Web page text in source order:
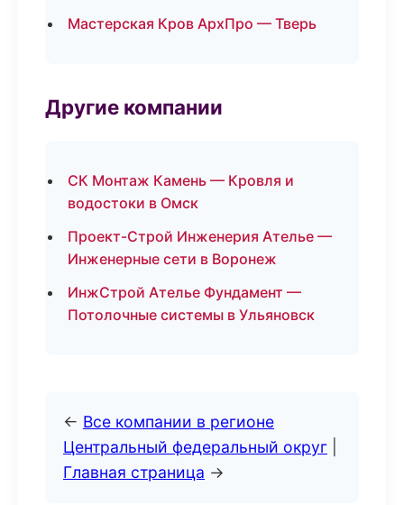
Мастерская Кров АрхПро — Тверь
Другие компании
СК Монтаж Камень — Кровля и
водостоки в Омск
Проект-Строй Инженерия Ателье —
Инженерные сети в Воронеж
ИнжСтрой Ателье Фундамент —
Потолочные системы в Ульяновск
← Все компании в регионе
Центральный федеральный округ
Главная страница →